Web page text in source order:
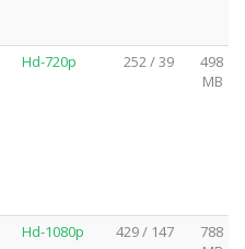
Hd-720p 252 / 39
498
MB
Hd-1080p 429 / 147
788